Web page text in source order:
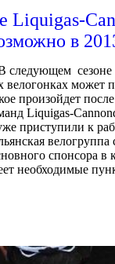
Liquigas-
в
следующем сезоне
велогонках может
произойдет
Liquigas-
приступили к
спонсора
необходимые